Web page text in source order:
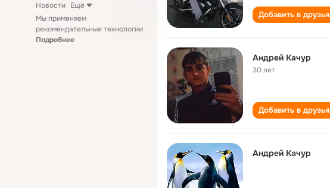
Новости Ещё
Мы применяем
рекомендательные технологии
Подробнее
Добавить в друзья
Андрей Качур
30 лет
Добавить в друзья
Андрей Качур